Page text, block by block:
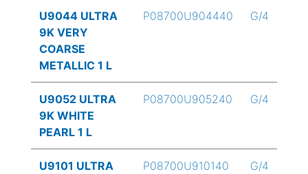
U9044 ULTRA
9K VERY
COARSE
METALLIC 1 L
P08700U904440 G/4
U9052 ULTRA
9K WHITE
PEARL 1 L
P08700U905240 G/4
U9101 ULTRA
P08700U910140 G/4